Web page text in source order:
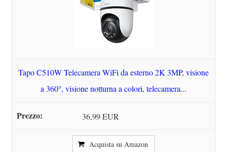
Tapo C510W Telecamera WiFi da esterno 2K 3MP, visione
a 360°, visione notturna a colori, telecamera...
36,99 EUR
Acquista su Amazon